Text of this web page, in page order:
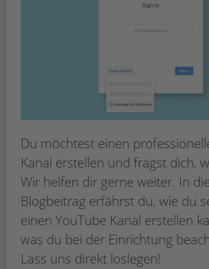
Du möchtest einen
Kanal erstellen und fragst dich,
Wir helfen dir gerne weiter. In
Blogbeitrag erfährst du, wie du
einen YouTube Kanal erstellen
was du bei der Einrichtung
Lass uns direkt loslegen!